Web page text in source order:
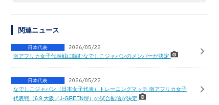
関連ニュース
日本代表 2026/05/22
南アフリカ女子代表戦に臨むなでしこジャパンのメンバーが決定
日本代表 2026/05/22
なでしこジャパン（日本女子代表）トレーニングマッチ 南アフリカ女子
代表戦（6.9 大阪／J-GREEN堺）の試合配信が決定